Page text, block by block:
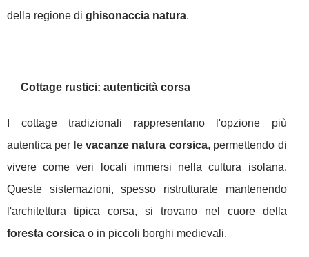
della regione di ghisonaccia natura.
Cottage rustici: autenticità corsa
I cottage tradizionali rappresentano l'opzione più
autentica per levacanze natura corsica, permettendo di
vivere come veri locali immersi nella cultura isolana.
Queste sistemazioni, spesso ristrutturate mantenendo
l'architettura tipica corsa, si trovano nel cuore della
foresta corsica o in piccoli borghi medievali.